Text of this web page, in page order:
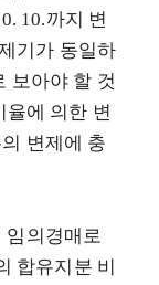
10.까지 변
기가 동일하
보아야 할 것
에 의한 변
변제에 충
임의경매로
합유지분 비